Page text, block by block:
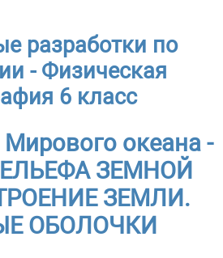
разработки по
- Физическая
6 класс
океана -
ЗЕМНОЙ
ЗЕМЛИ.
ОБОЛОЧКИ